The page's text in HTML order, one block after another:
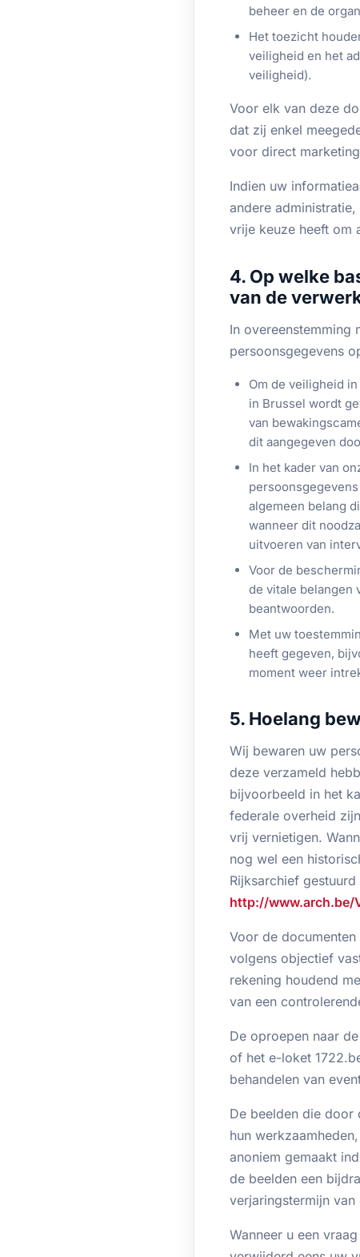
beheer en de
Het toezicht
veiligheid en het
veiligheid).
Voor elk van deze
dat zij enkel
voor direct
Indien uw
andere
vrije keuze heeft om
4. Op welke
van de
In overeenstemming
persoonsgegevens
Om de veiligheid
in Brussel wordt
van
dit aangegeven
In het kader van
algemeen belang
wanneer dit
uitvoeren van
Voor de
de vitale belangen
beantwoorden.
Met uw
heeft gegeven,
moment weer
5. Hoelang
Wij bewaren uw
deze verzameld
bijvoorbeeld in het
federale overheid
vrij vernietigen.
nog wel een
Rijksarchief
http://www.arch.be/
Voor de
volgens objectief
rekening houdend
van een
De oproepen naar
of het e-loket
behandelen van
De beelden die door
hun
anoniem gemaakt
de beelden een
verjaringstermijn
Wanneer u een